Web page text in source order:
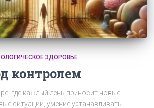
ЗДОРОВЬЕ
контролем
где каждый день приносит новые
ситуации, умение устанавливать